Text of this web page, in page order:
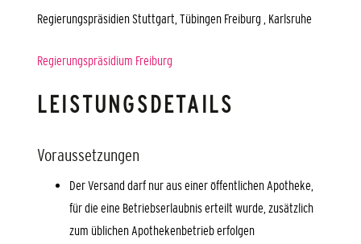
Regierungspräsidien Stuttgart, Tübingen Freiburg , Karlsruhe
Regierungspräsidium Freiburg
LEISTUNGSDETAILS
Voraussetzungen
Der Versand darf nur aus einer öffentlichen Apotheke,
für die eine Betriebserlaubnis erteilt wurde, zusätzlich
zum üblichen Apothekenbetrieb erfolgen